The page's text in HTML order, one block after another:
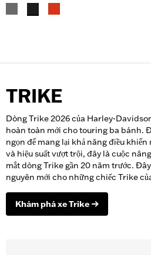
TRIKE
Dòng Trike 2026 của Harley-
hoàn toàn mới cho touring ba bánh.
ngọn để mang lại khả năng điều
và hiệu suất vượt trội, đây là cuộc
mắt dòng Trike gần 20 năm trước.
nguyên mới cho những chiếc Trike
Khám phá xe Trike